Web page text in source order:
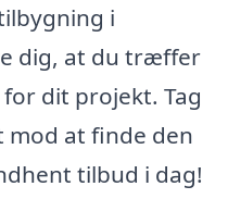
i
dig, at du træffer
dit projekt. Tag
at finde den
tilbud i dag!